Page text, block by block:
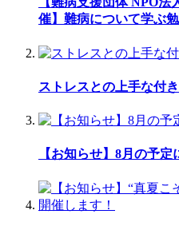
催】難病について学ぶ
ストレスとの上手な付
【お知らせ】8月の予定